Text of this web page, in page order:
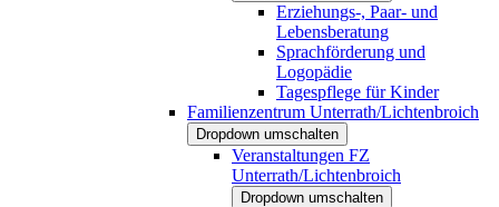
Erziehungs-, Paar- und
Lebensberatung
Sprachförderung und
Logopädie
Tagespflege für Kinder
Familienzentrum Unterrath/Lichtenbroich
Dropdown umschalten
Veranstaltungen FZ
Unterrath/Lichtenbroich
Dropdown umschalten